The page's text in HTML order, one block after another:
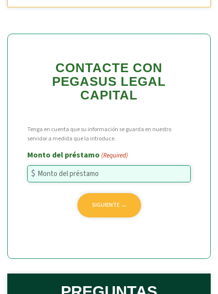
CONTACTE CON
PEGASUS LEGAL
CAPITAL
Tenga en cuenta que su información se guarda en nuestro
servidor a medida que la introduce.
Monto del préstamo (Required)